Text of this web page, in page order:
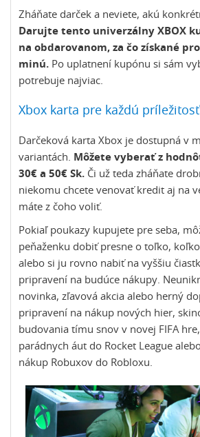
Zháňate darček a neviete, akú
Darujte tento univerzálny XBOX
na obdarovanom, za čo získané
minú. Po uplatnení kupónu si sám
potrebuje najviac.
Xbox karta pre každú príležitosť
Darčeková karta Xbox je dostupná v
variantách.
Môžete vyberať z
30€ a 50€ Sk. Či už teda zháňate
niekomu chcete venovať kredit aj na
máte z čoho voliť.
Pokiaľ poukazy kupujete pre seba,
peňaženku dobiť presne o toľko,
alebo si ju rovno nabiť na vyššiu
pripravení na budúce nákupy.
novinka, zľavová akcia alebo herný
pripravení na nákup nových hier,
budovania tímu snov v novej FIFA
parádnych áut do Rocket League
nákup Robuxov do Robloxu.